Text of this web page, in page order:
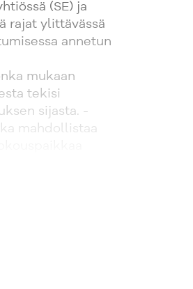
(SE) ja
rajat ylittävässä
annetun
mukaan
tekisi
sijasta. -
mahdollistaa